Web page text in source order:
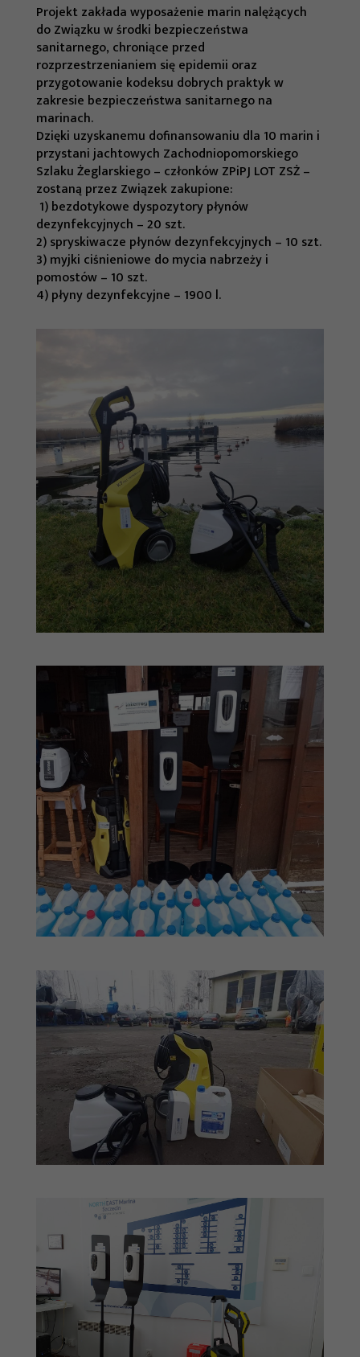
Projekt zakłada wyposażenie marin nalężących
do Związku w środki bezpieczeństwa
sanitarnego, chroniące przed
rozprzestrzenianiem się epidemii oraz
przygotowanie kodeksu dobrych praktyk w
zakresie bezpieczeństwa sanitarnego na
marinach.
Dzięki uzyskanemu dofinansowaniu dla 10 marin i
przystani jachtowych Zachodniopomorskiego
Szlaku Żeglarskiego – członków ZPiPJ LOT ZSŻ –
zostaną przez Związek zakupione:
1) bezdotykowe dyspozytory płynów
dezynfekcyjnych – 20 szt.
2) spryskiwacze płynów dezynfekcyjnych – 10 szt.
3) myjki ciśnieniowe do mycia nabrzeży i
pomostów – 10 szt.
4) płyny dezynfekcyjne – 1900 l.